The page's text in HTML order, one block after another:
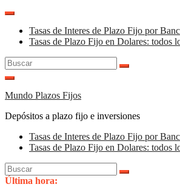
Saltar
contenidoTasas de Interes de Plazo Fijo por
Tasas de Plazo Fijo en Dolares: todos
Buscar:
Mundo Plazos Fijos
Depósitos a plazo fijo e inversiones
Tasas de Interes de Plazo Fijo por
Tasas de Plazo Fijo en Dolares: todos
Buscar:
Última hora: